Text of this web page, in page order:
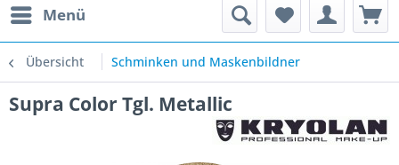
Menü
Übersicht Schminken und Maskenbildner
Supra Color Tgl. Metallic